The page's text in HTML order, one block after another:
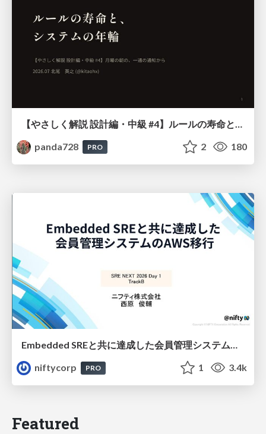
panda728
PRO 2 180
Embedded SREと共に達成した会員管理システムのAWS移行 - SRE NEXT 2026 ランチスポンサーセッション
niftycorp
PRO 1 3.4k
Featured